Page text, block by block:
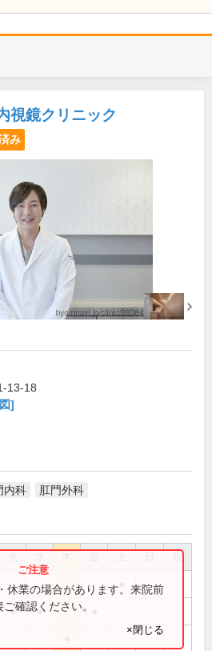
視鏡クリニック
み
13-18
]
内科 肛門外科
祝
● ●
休業の場合があります。来院前
確認ください。
×閉じる